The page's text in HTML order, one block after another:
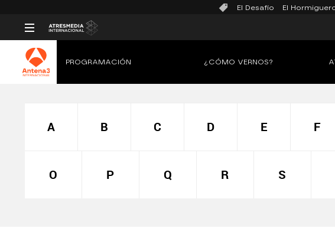
El Desafío El
PROGRAMACIÓN ¿CÓMO VERNOS?
A B C D E F
O P Q R S